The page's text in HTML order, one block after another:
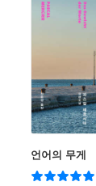
언어의 무게